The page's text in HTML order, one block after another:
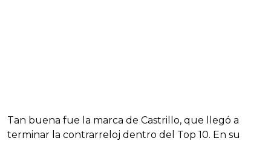
Tan buena fue la marca de Castrillo, que llegó a
terminar la contrarreloj dentro del Top 10. En su